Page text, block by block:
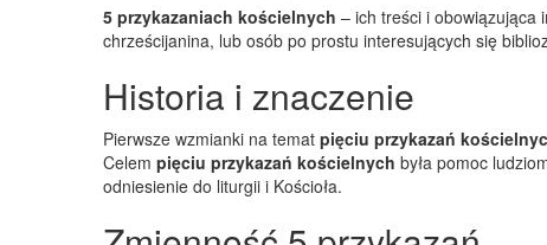
5 przykazaniach kościelnych – ich treści i obowiązująca
chrześcijanina, lub osób po prostu interesujących się
Historia i znaczenie
Pierwsze wzmianki na temat pięciu przykazań
Celem pięciu przykazań kościelnych była pomoc
odniesienie do liturgii i Kościoła.